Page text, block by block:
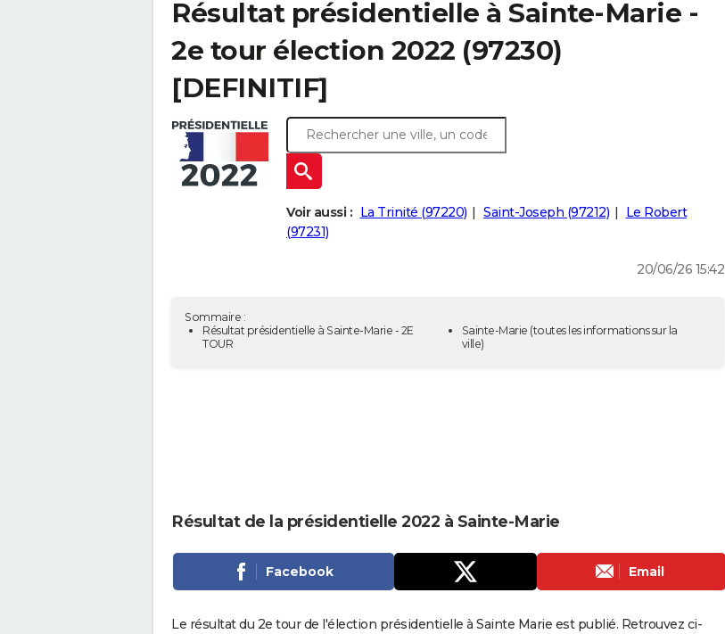
Résultat présidentielle à Sainte-Marie -
2e tour élection 2022 (97230)
[DEFINITIF]
Voir aussi : La Trinité (97220) Saint-Joseph (97212)
Le Robert
(97231)
20/06/26 15:42
Sommaire :
Résultat présidentielle à Sainte-Marie - 2E
TOUR
Sainte-Marie (toutes les informations sur la
ville)
Résultat de la présidentielle 2022 à Sainte-Marie
Facebook Email
Le résultat du 2e tour de l'élection présidentielle à Sainte Marie est publié. Retrouvez ci-